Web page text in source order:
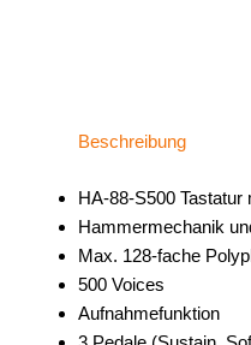
Beschreibung
HA-88-S500 Tastatur
Hammermechanik
Max. 128-fache
500 Voices
Aufnahmefunktion